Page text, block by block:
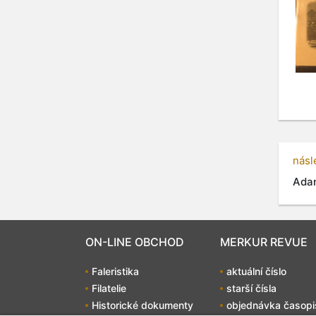
ON-LINE OBCHOD
Faleristika
Filatelie
Historické dokumenty
MERKUR REVUE
aktuální číslo
starší čísla
objednávka